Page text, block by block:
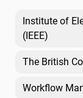
Institute of
(IEEE)
The British
Workflow